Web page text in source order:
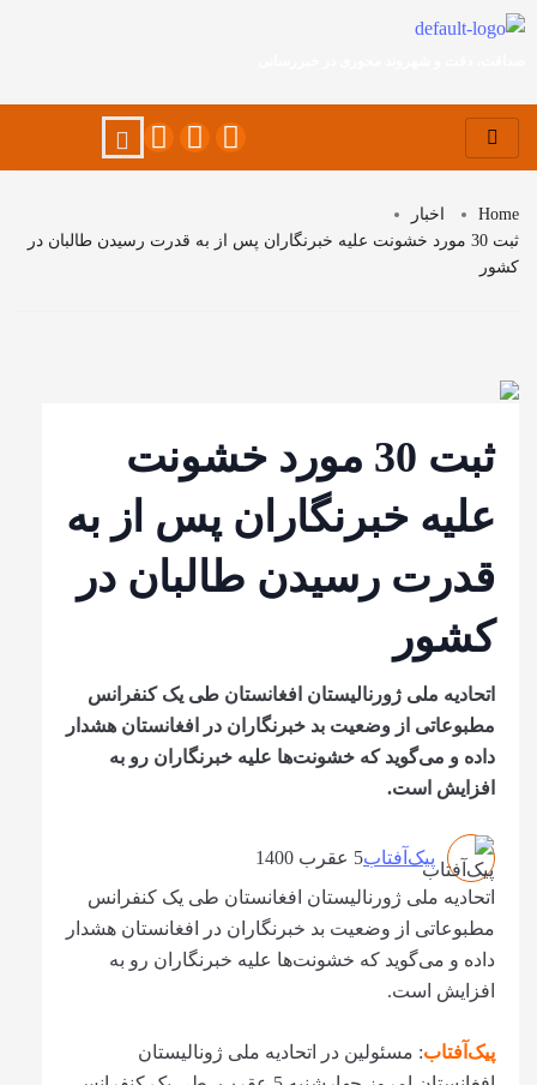
Home
اخبار
ثبت 30 مورد خشونت علیه خبرنگاران پس از به قدرت رسیدن طالبان در
کشور
ثبت 30 مورد خشونت
علیه خبرنگاران پس از به
قدرت رسیدن طالبان در
کشور
اتحادیه ملی ژورنالیستان افغانستان طی یک کنفرانس
مطبوعاتی از وضعیت بد خبرنگاران در افغانستان هشدار
داده و می‌گوید که خشونت‌ها علیه خبرنگاران رو به
افزایش است.
پیک‌آفتاب5 عقرب 1400
اتحادیه ملی ژورنالیستان افغانستان طی یک کنفرانس
مطبوعاتی از وضعیت بد خبرنگاران در افغانستان هشدار
داده و می‌گوید که خشونت‌ها علیه خبرنگاران رو به
افزایش است.
پیک‌آفتاب: مسئولین در اتحادیه ملی ژونالیستان